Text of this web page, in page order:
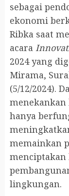
sebagai
ekonomi
Ribka saat
acara
2024 yang
Mirama,
(5/12/2024).
hanya
memainkan
menciptakan
lingkungan.